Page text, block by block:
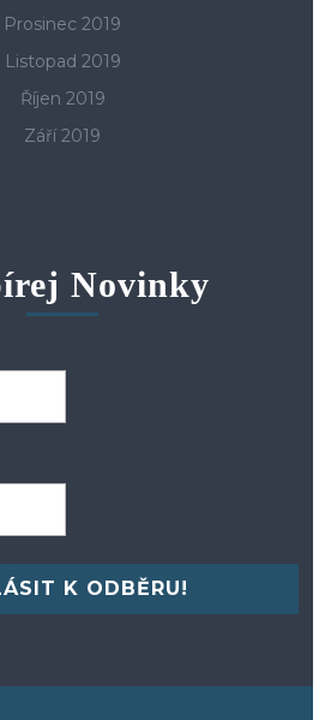
Prosinec 2019
Listopad 2019
Říjen 2019
Září 2019
Novinky